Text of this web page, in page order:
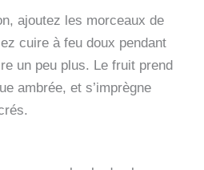
ajoutez les morceaux de
cuire à feu doux pendant
un peu plus. Le fruit prend
ambrée, et s’imprègne